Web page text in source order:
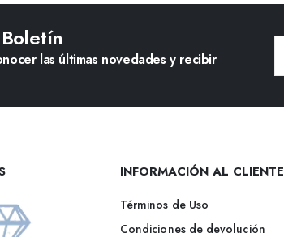
las últimas novedades y recibir
INFORMACIÓN AL CLIENTE
Términos de Uso
Condiciones de devolución